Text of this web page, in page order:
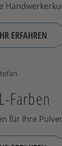
ERFAHREN
Farben
für Ihre